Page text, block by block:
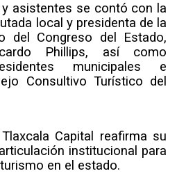
asistentes se contó con la
local y presidenta de la
del Congreso del Estado,
Phillips, así como
municipales e
Consultivo Turístico del
Capital reafirma su
institucional para
en el estado.